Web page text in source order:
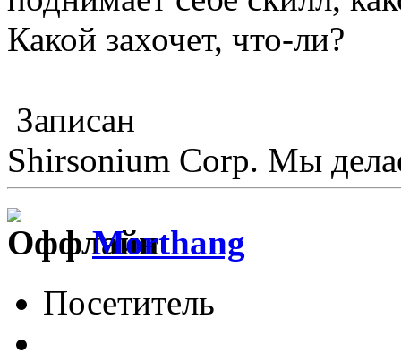
Какой захочет, что-ли?
Записан
Shirsonium Corp. Мы
Morthang
Посетитель